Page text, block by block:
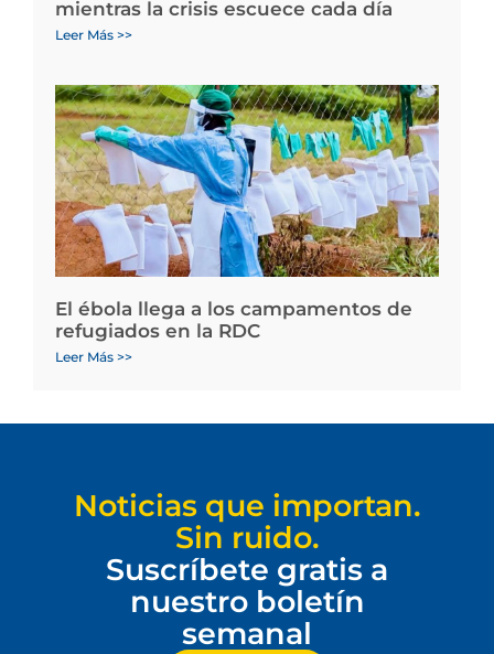
mientras la crisis escuece cada día
Leer Más >>
El ébola llega a los campamentos de
refugiados en la RDC
Leer Más >>
Noticias que importan.
Sin ruido.
Suscríbete gratis a
nuestro boletín
semanal